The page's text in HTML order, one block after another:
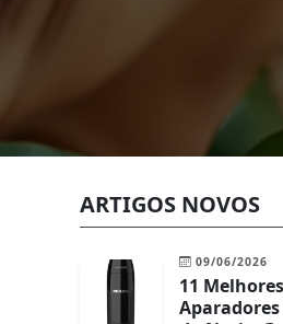
ARTIGOS NOVOS
09/06/2026
11 Melhores
Aparadores